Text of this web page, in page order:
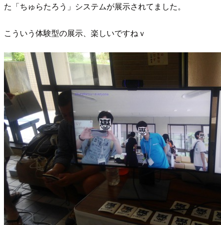
た「ちゅらたろう」システムが展示されてました。
こういう体験型の展示、楽しいですねｖ